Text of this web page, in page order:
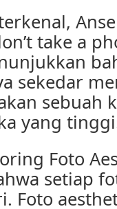
take a
sekedar
sebuah
yang
Foto
setiap
Foto